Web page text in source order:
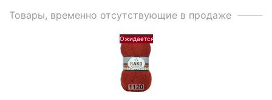
Товары, временно отсутствующие в продаже